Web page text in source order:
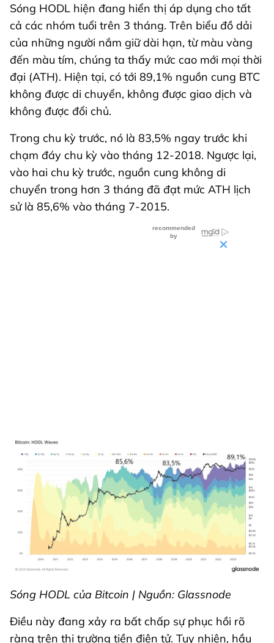
Sóng HODL hiện đang hiển thị áp dụng cho tất
cả các nhóm tuổi trên 3 tháng. Trên biểu đồ dải
của những người nắm giữ dài hạn, từ màu vàng
đến màu tím, chúng ta thấy mức cao mới mọi thời
đại (ATH). Hiện tại, có tới 89,1% nguồn cung BTC
không được di chuyển, không được giao dịch và
không được đổi chủ.
Trong chu kỳ trước, nó là 83,5% ngay trước khi
chạm đáy chu kỳ vào tháng 12-2018. Ngược lại,
vào hai chu kỳ trước, nguồn cung không di
chuyển trong hơn 3 tháng đã đạt mức ATH lịch
sử là 85,6% vào tháng 7-2015.
Sóng HODL của Bitcoin | Nguồn: Glassnode
Điều này đang xảy ra bất chấp sự phục hồi rõ
ràng trên thị trường tiền điện tử. Tuy nhiên, hầu